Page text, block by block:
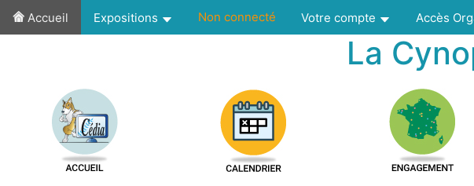
Accueil Expositions Non connecté Votre compte Accès
La